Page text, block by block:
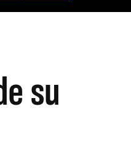
su